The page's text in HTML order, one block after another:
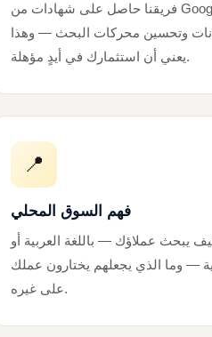
فريقنا حاصل على شهادات من Google في
وتحسين محركات البحث — وهذا
يعني أن استثمارك في أيدٍ مؤهلة.
📍
فهم السوق المحلي
يبحث عملاؤك — باللغة العربية أو
— وما الذي يجعلهم يختارون عملك
على غيره.